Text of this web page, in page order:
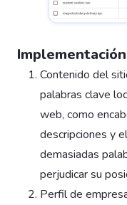
Contenido del
palabras clave
web, como
descripciones y
demasiadas
perjudicar su
Perfil de